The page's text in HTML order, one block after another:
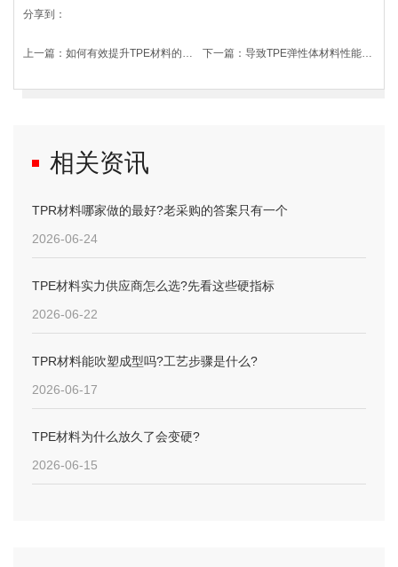
分享到：
上一篇：如何有效提升TPE材料的抗老化性能? 下一篇： 导致TPE弹性体材料性能忽好忽坏的原因有哪些?
相关资讯
TPR材料哪家做的最好?老采购的答案只有一个
2026-06-24
TPE材料实力供应商怎么选?先看这些硬指标
2026-06-22
TPR材料能吹塑成型吗?工艺步骤是什么?
2026-06-17
TPE材料为什么放久了会变硬?
2026-06-15